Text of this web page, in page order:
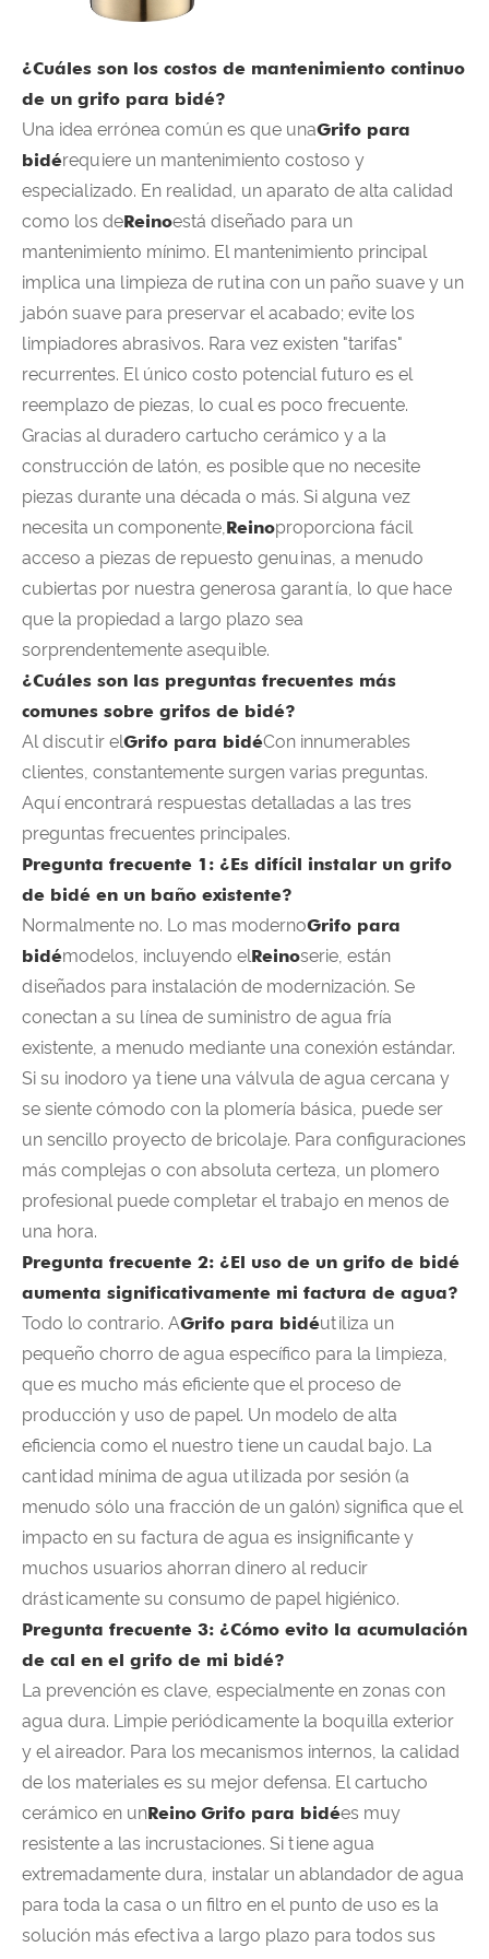
¿Cuáles son los costos de mantenimiento continuo
de un grifo para bidé?
Una idea errónea común es que unaGrifo para
bidérequiere un mantenimiento costoso y
especializado. En realidad, un aparato de alta calidad
como los deReinoestá diseñado para un
mantenimiento mínimo. El mantenimiento principal
implica una limpieza de rutina con un paño suave y un
jabón suave para preservar el acabado; evite los
limpiadores abrasivos. Rara vez existen "tarifas"
recurrentes. El único costo potencial futuro es el
reemplazo de piezas, lo cual es poco frecuente.
Gracias al duradero cartucho cerámico y a la
construcción de latón, es posible que no necesite
piezas durante una década o más. Si alguna vez
necesita un componente,Reinoproporciona fácil
acceso a piezas de repuesto genuinas, a menudo
cubiertas por nuestra generosa garantía, lo que hace
que la propiedad a largo plazo sea
sorprendentemente asequible.
¿Cuáles son las preguntas frecuentes más
comunes sobre grifos de bidé?
Al discutir elGrifo para bidéCon innumerables
clientes, constantemente surgen varias preguntas.
Aquí encontrará respuestas detalladas a las tres
preguntas frecuentes principales.
Pregunta frecuente 1: ¿Es difícil instalar un grifo
de bidé en un baño existente?
Normalmente no. Lo mas modernoGrifo para
bidémodelos, incluyendo elReinoserie, están
diseñados para instalación de modernización. Se
conectan a su línea de suministro de agua fría
existente, a menudo mediante una conexión estándar.
Si su inodoro ya tiene una válvula de agua cercana y
se siente cómodo con la plomería básica, puede ser
un sencillo proyecto de bricolaje. Para configuraciones
más complejas o con absoluta certeza, un plomero
profesional puede completar el trabajo en menos de
una hora.
Pregunta frecuente 2: ¿El uso de un grifo de bidé
aumenta significativamente mi factura de agua?
Todo lo contrario. AGrifo para bidéutiliza un
pequeño chorro de agua específico para la limpieza,
que es mucho más eficiente que el proceso de
producción y uso de papel. Un modelo de alta
eficiencia como el nuestro tiene un caudal bajo. La
cantidad mínima de agua utilizada por sesión (a
menudo sólo una fracción de un galón) significa que el
impacto en su factura de agua es insignificante y
muchos usuarios ahorran dinero al reducir
drásticamente su consumo de papel higiénico.
Pregunta frecuente 3: ¿Cómo evito la acumulación
de cal en el grifo de mi bidé?
La prevención es clave, especialmente en zonas con
agua dura. Limpie periódicamente la boquilla exterior
y el aireador. Para los mecanismos internos, la calidad
de los materiales es su mejor defensa. El cartucho
cerámico en unReino Grifo para bidées muy
resistente a las incrustaciones. Si tiene agua
extremadamente dura, instalar un ablandador de agua
para toda la casa o un filtro en el punto de uso es la
solución más efectiva a largo plazo para todos sus